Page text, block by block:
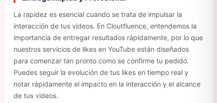
La rapidez es esencial cuando se trata de impulsar la
interacción de tus videos. En Cloutfluence, entendemos la
importancia de entregar resultados rápidamente, por lo que
nuestros servicios de likes en YouTube están diseñados
para comenzar tan pronto como se confirme tu pedido.
Puedes seguir la evolución de tus likes en tiempo real y
notar rápidamente el impacto en la interacción y el alcance
de tus videos.